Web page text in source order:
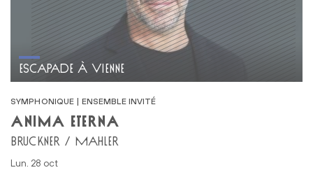
SYMPHONIQUE | ENSEMBLE INVITÉ
ANIMA ETERNA
BRUCKNER / MAHLER
lun. 28 oct
ESCAPADE À VIENNE